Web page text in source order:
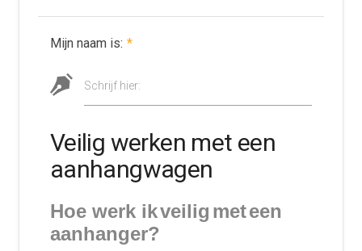
Mijn naam is: *
Schrijf hier:
Veilig werken met een
aanhangwagen
Hoe werk ikveilig meteen
aanhanger?